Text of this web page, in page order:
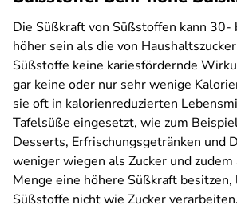
Die Süßkraft von Süßstoffen kann
höher sein als die von
Süßstoffe keine kariesfördernde
gar keine oder nur sehr wenige
sie oft in kalorienreduzierten
Tafelsüße eingesetzt, wie zum
Desserts, Erfrischungsgetränken und
weniger wiegen als Zucker und zudem
Menge eine höhere Süßkraft besitzen,
Süßstoffe nicht wie Zucker